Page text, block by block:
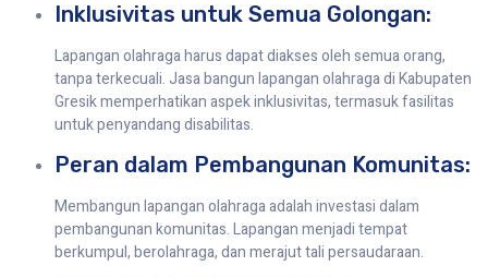
Inklusivitas untuk Semua Golongan:
Lapangan olahraga harus dapat diakses oleh semua orang,
tanpa terkecuali. Jasa bangun lapangan olahraga di Kabupaten
Gresik memperhatikan aspek inklusivitas, termasuk fasilitas
untuk penyandang disabilitas.
Peran dalam Pembangunan Komunitas:
Membangun lapangan olahraga adalah investasi dalam
pembangunan komunitas. Lapangan menjadi tempat
berkumpul, berolahraga, dan merajut tali persaudaraan.